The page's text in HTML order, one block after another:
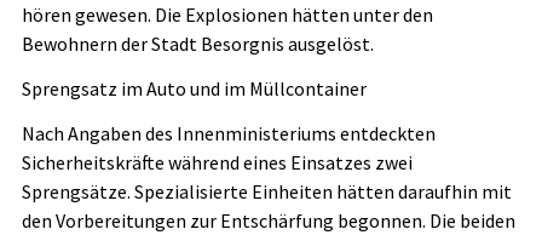
hören gewesen. Die Explosionen hätten unter den
Bewohnern der Stadt Besorgnis ausgelöst.
Sprengsatz im Auto und im Müllcontainer
Nach Angaben des Innenministeriums entdeckten
Sicherheitskräfte während eines Einsatzes zwei
Sprengsätze. Spezialisierte Einheiten hätten daraufhin mit
den Vorbereitungen zur Entschärfung begonnen. Die beiden